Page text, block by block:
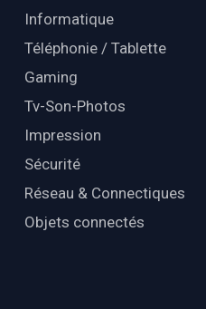
Informatique
Téléphonie / Tablette
Gaming
Tv-Son-Photos
Impression
Sécurité
Réseau & Connectiques
Objets connectés